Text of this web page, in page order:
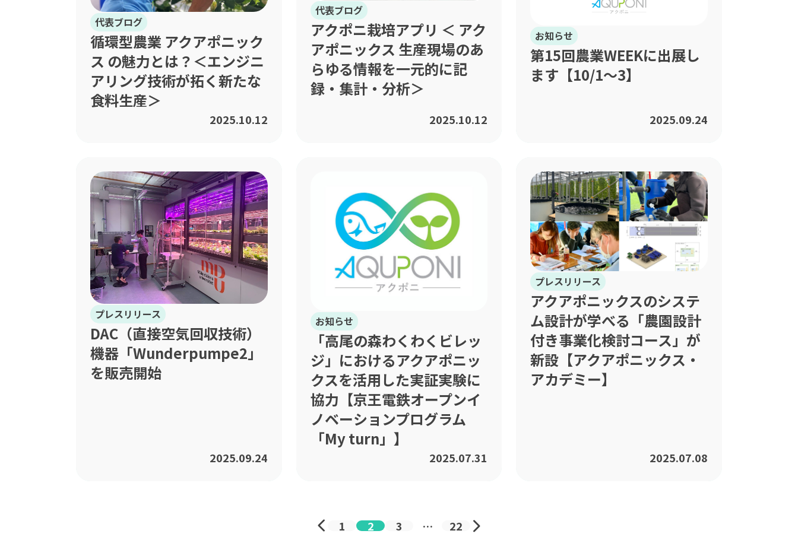
代表ブログ
循環型農業 アクアポニック
ス の魅力とは？＜エンジニ
アリング技術が拓く新たな
食料生産＞
2025.10.12
代表ブログ
アクポニ栽培アプリ ＜ アク
アポニックス 生産現場のあ
らゆる情報を一元的に記
録・集計・分析＞
2025.10.12
お知らせ
第15回農業WEEKに出展し
ます【10/1〜3】
2025.09.24
プレスリリース
DAC（直接空気回収技術）
機器「Wunderpumpe2」
を販売開始
2025.09.24
お知らせ
「高尾の森わくわくビレッ
ジ」におけるアクアポニッ
クスを活用した実証実験に
協力【京王電鉄オープンイ
ノベーションプログラム
「My turn」】
2025.07.31
プレスリリース
アクアポニックスのシステ
ム設計が学べる「農園設計
付き事業化検討コース」が
新設【アクアポニックス・
アカデミー】
2025.07.08
1 2 3 … 22